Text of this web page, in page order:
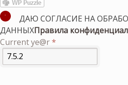
ДАЮ СОГЛАСИЕ НА
ДАННЫХПравила
Current ye@r*